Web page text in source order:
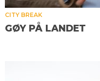
CITY BREAK
GØY PÅ LANDET